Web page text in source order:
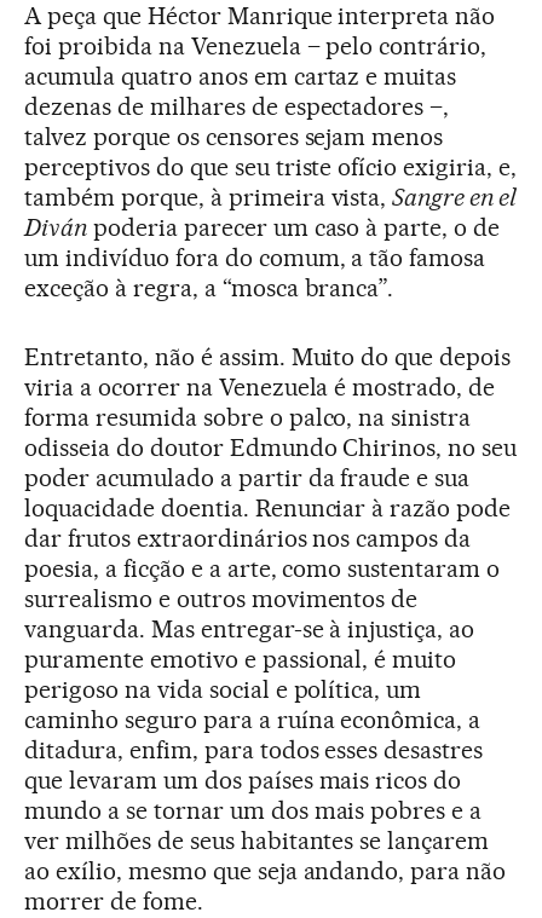
A peça que Héctor Manrique interpreta não
foi proibida na Venezuela – pelo contrário,
acumula quatro anos em cartaz e muitas
dezenas de milhares de espectadores –,
talvez porque os censores sejam menos
perceptivos do que seu triste ofício exigiria, e,
também porque, à primeira vista,Sangre en el
Divánpoderia parecer um caso à parte, o de
um indivíduo fora do comum, a tão famosa
exceção à regra, a “mosca branca”.
Entretanto, não é assim. Muito do que depois
viria a ocorrer na Venezuela é mostrado, de
forma resumida sobre o palco, na sinistra
odisseia do doutor Edmundo Chirinos, no seu
poder acumulado a partir da fraude e sua
loquacidade doentia. Renunciar à razão pode
dar frutos extraordinários nos campos da
poesia, a ficção e a arte, como sustentaram o
surrealismo e outros movimentos de
vanguarda. Mas entregar-se à injustiça, ao
puramente emotivo e passional, é muito
perigoso na vida social e política, um
caminho seguro para a ruína econômica, a
ditadura, enfim, para todos esses desastres
que levaram um dos países mais ricos do
mundo a se tornar um dos mais pobres e a
ver milhões de seus habitantes se lançarem
ao exílio, mesmo que seja andando, para não
morrer de fome.